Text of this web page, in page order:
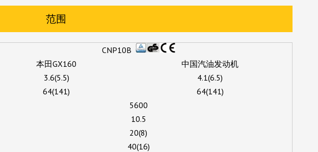
范围
CNP10B
本田GX160
中国汽油发动机
3.6(5.5)
4.1(6.5)
64(141)
64(141)
5600
10.5
20(8)
40(16)